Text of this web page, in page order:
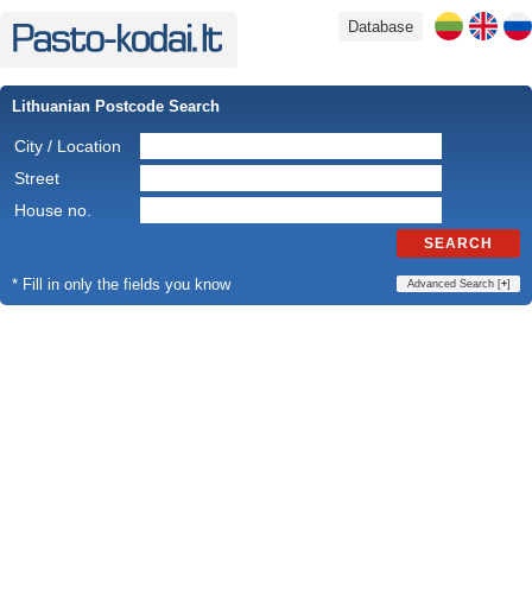
Database
Lithuanian Postcode Search
City / Location
Street
House no.
SEARCH
* Fill in only the fields you know Advanced Search [+]